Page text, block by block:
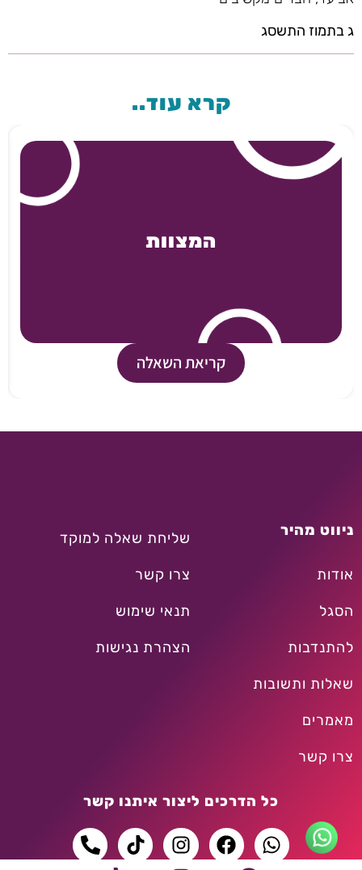
ג בתמוז התשסג
קרא עוד..
המצוות
קריאת השאלה
ניווט מהיר
אודות
הסגל
להתנדבות
שאלות ותשובות
מאמרים
צרו קשר
שליחת שאלה למוקד
צרו קשר
תנאי שימוש
הצהרת נגישות
כל הדרכים ליצור איתנו קשר